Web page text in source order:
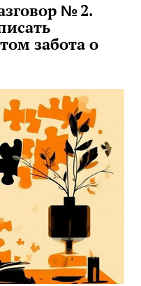
№ 2.
забота о